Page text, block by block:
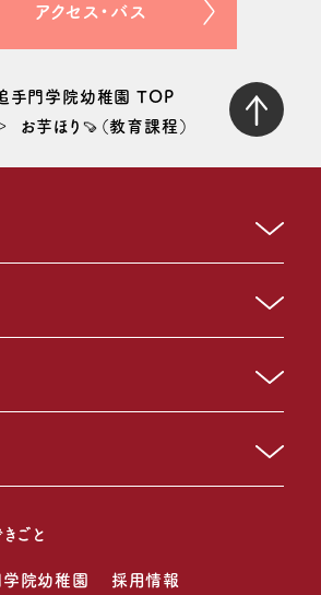
アクセス・バス
手門学院幼稚園 TOP
お芋ほり🍠（教育課程）
ごと
院幼稚園 採用情報